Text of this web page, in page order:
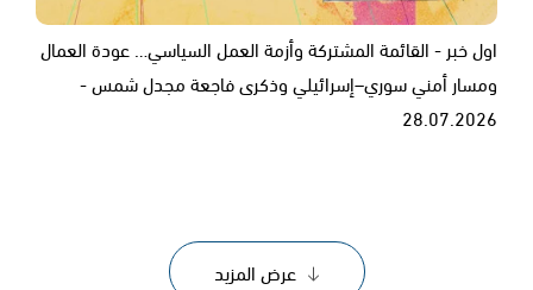
اول خبر - القائمة المشتركة وأزمة العمل السياسي… عودة العمال
ومسار أمني سوري–إسرائيلي وذكرى فاجعة مجدل شمس -
28.07.2026
عرض المزيد